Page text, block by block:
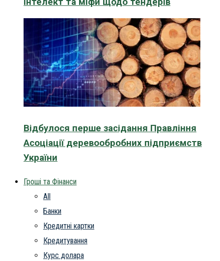
Відбулося перше засідання Правління
Асоціації деревообробних підприємств
України
Гроші та Фінанси
All
Банки
Кредитні картки
Кредитування
Курс долара